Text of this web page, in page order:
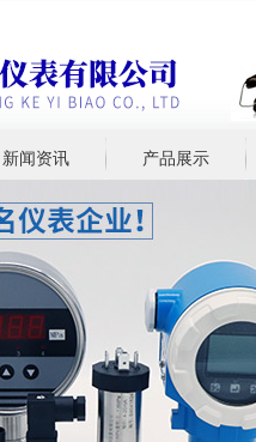
新闻资讯 产品展示